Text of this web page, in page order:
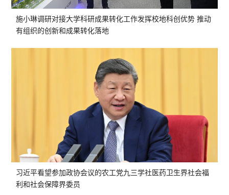
施小琳调研对接大学科研成果转化工作发挥校地科创优势 推动
有组织的创新和成果转化落地
习近平看望参加政协会议的农工党九三学社医药卫生界社会福
利和社会保障界委员